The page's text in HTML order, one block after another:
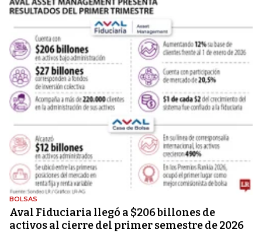
BOLSAS
Aval Fiduciaria llegó a $206 billones de
activos al cierre del primer semestre de 2026